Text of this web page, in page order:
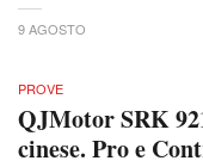
9 AGOSTO
PROVE
QJMotor SRK
cinese. Pro e